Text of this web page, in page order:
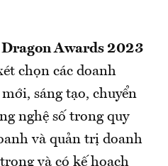
Awards 2023
chọn các doanh
sáng tạo, chuyển
nghệ số trong quy
và quản trị doanh
và có kế hoạch